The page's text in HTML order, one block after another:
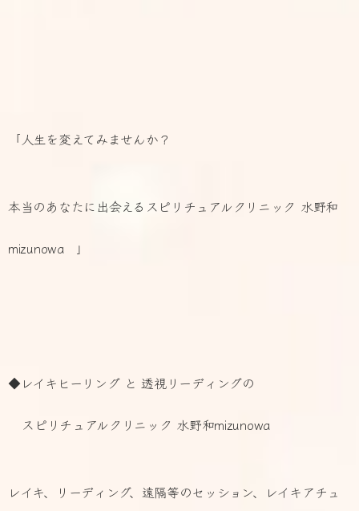
「人生を変えてみませんか？
本当のあなたに出会えるスピリチュアルクリニック 水野和
mizunowa 」
◆レイキヒーリング と 透視リーディングの
スピリチュアルクリニック 水野和mizunowa
レイキ、リーディング、遠隔等のセッション、レイキアチュ